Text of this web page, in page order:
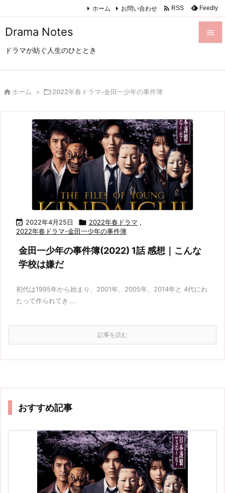
Drama Notes
ドラマが紡ぐ人生のひととき

ホーム お問い合わせ  RSS Feedly
 ホーム > 2022年春ドラマ-金田一少年の事件簿
 2022年4月25日  2022年春ドラマ ,
2022年春ドラマ-金田一少年の事件簿
金田一少年の事件簿(2022) 1話 感想｜こんな
学校は嫌だ
初代は1995年から始まり、2001年、2005年、2014年と 4代にわ
たって作られてき ...
記事を読む
おすすめ記事